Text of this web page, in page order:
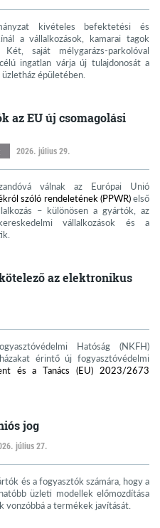
kivételes befektetési és
a vállalkozások, kamarai tagok
Két, saját mélygarázs-parkolóval
ingatlan várja új tulajdonosát a
épületében.
az EU új csomagolási
2026. július 29.
válnak az Európai Unió
szóló rendeletének (PPWR)első
– különösen a gyártók, az
vállalkozások és a
az elektronikus
Hatóság (NKFH)
érintő új fogyasztóvédelmi
és a Tanács (EU) 2023/2673
jog
július 27.
és a fogyasztók számára, hogy a
üzleti modellek előmozdítása
vonzóbbá a termékek javítását.